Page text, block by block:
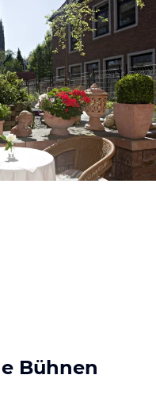
Bühnen